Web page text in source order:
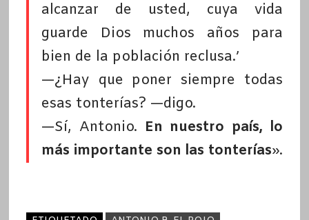
alcanzar de usted, cuya vida
guarde Dios muchos años para
bien de la población reclusa.’
—¿Hay que poner siempre todas
esas tonterías? —digo.
—Sí, Antonio. En nuestro país, lo
más importante son las tonterías».